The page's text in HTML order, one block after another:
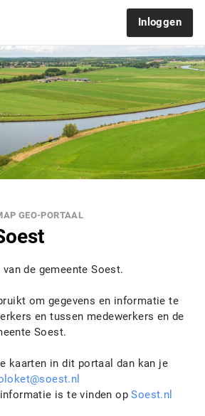
Inloggen
GEO-PORTAAL
de gemeente Soest.
om gegevens en informatie te
en tussen medewerkers en de
Soest.
kaarten in dit portaal dan kan je
is te vinden opSoest.nl